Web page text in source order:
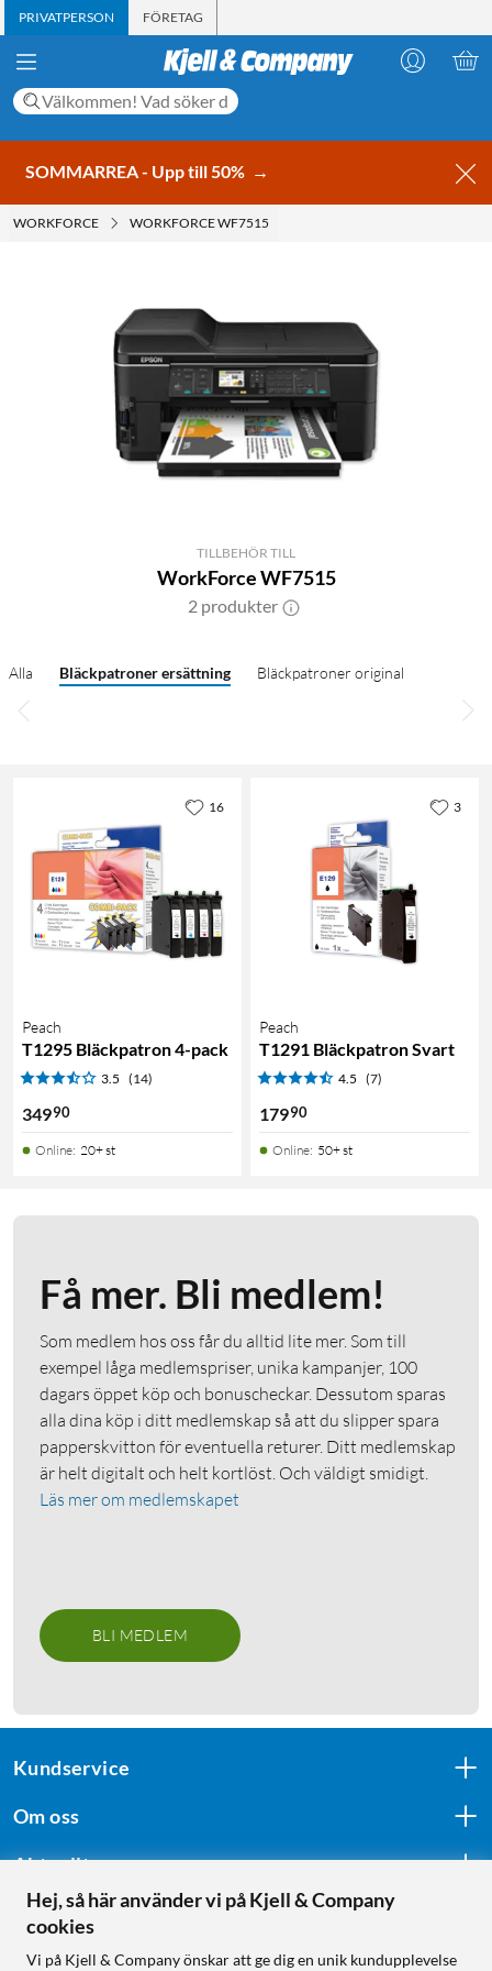
PRIVATPERSON FÖRETAG
SOMMARREA - Upp till 50% →
WORKFORCE WORKFORCE WF7515
TILLBEHÖR TILL
WorkForce WF7515
2 produkter
Alla Bläckpatroner ersättning Bläckpatroner original
Peach
T1295 Bläckpatron 4-pack
3.5 (14)
34990
Online: 20+ st
16
Peach
T1291 Bläckpatron Svart
4.5 (7)
17990
Online: 50+ st
3
Få mer. Bli medlem!
Som medlem hos oss får du alltid lite mer. Som till
exempel låga medlemspriser, unika kampanjer, 100
dagars öppet köp och bonuscheckar. Dessutom sparas
alla dina köp i ditt medlemskap så att du slipper spara
papperskvitton för eventuella returer. Ditt medlemskap
är helt digitalt och helt kortlöst. Och väldigt smidigt.
Läs mer om medlemskapet
BLI MEDLEM
Kundservice
Om oss
Aktuellt
Följ oss
Hej, så här använder vi på Kjell & Company
cookies
Vi på Kjell & Company önskar att ge dig en unik kundupplevelse